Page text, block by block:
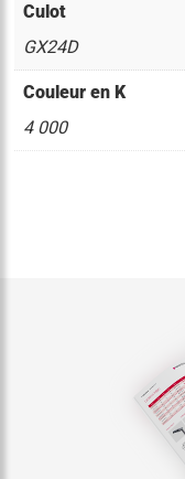
Culot
GX24D
Couleur en K
4 000